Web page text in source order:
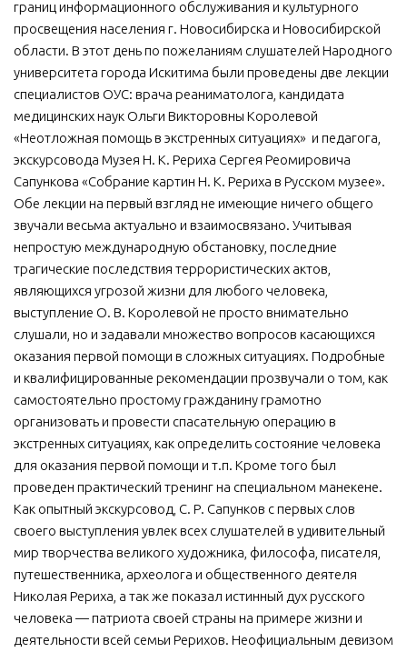
музей»
МБУ Парк культуры и отдыха им. И.В. Коротеева
МБУК «Централизованная библиотечная система»
Афиша
Независимая оценка качества
Контакты
границ информационного обслуживания и культурного
просвещения населения г. Новосибирска и Новосибирской
области. В этот день по пожеланиям слушателей Народного
университета города Искитима были проведены две лекции
специалистов ОУС: врача реаниматолога, кандидата
медицинских наук Ольги Викторовны Королевой
«Неотложная помощь в экстренных ситуациях» и педагога,
экскурсовода Музея Н. К. Рериха Сергея Реомировича
Сапункова «Собрание картин Н. К. Рериха в Русском музее».
Обе лекции на первый взгляд не имеющие ничего общего
звучали весьма актуально и взаимосвязано. Учитывая
непростую международную обстановку, последние
трагические последствия террористических актов,
являющихся угрозой жизни для любого человека,
выступление О. В. Королевой не просто внимательно
слушали, но и задавали множество вопросов касающихся
оказания первой помощи в сложных ситуациях. Подробные
и квалифицированные рекомендации прозвучали о том, как
самостоятельно простому гражданину грамотно
организовать и провести спасательную операцию в
экстренных ситуациях, как определить состояние человека
для оказания первой помощи и т.п. Кроме того был
проведен практический тренинг на специальном манекене.
Как опытный экскурсовод, С. Р. Сапунков с первых слов
своего выступления увлек всех слушателей в удивительный
мир творчества великого художника, философа, писателя,
путешественника, археолога и общественного деятеля
Николая Рериха, а так же показал истинный дух русского
человека — патриота своей страны на примере жизни и
деятельности всей семьи Рерихов. Неофициальным девизом